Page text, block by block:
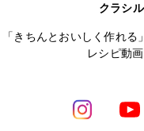
クラシ
「きちんとおいしく作れ
レシピ動